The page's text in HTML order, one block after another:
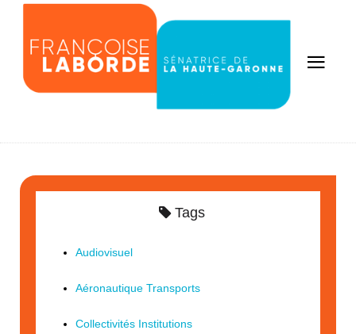
Tags
Audiovisuel
Aéronautique Transports
Collectivités Institutions